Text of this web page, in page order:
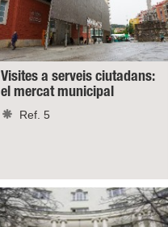
Visites a serveis ciutadans:
el mercat municipal
Ref. 5